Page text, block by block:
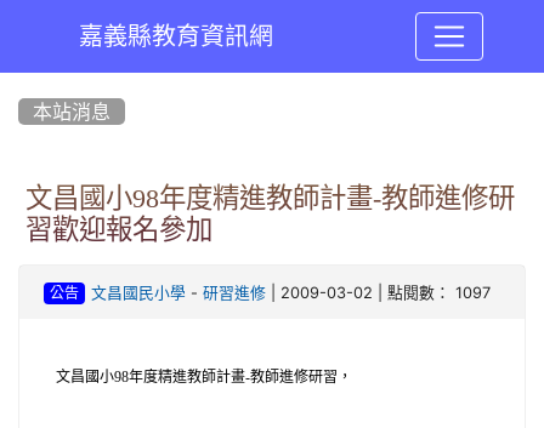
嘉義縣教育資訊網
本站消息
文昌國小98年度精進教師計畫-教師進修研
習歡迎報名參加
公告 文昌國民小學- 研習進修| 2009-03-02 | 點閱數： 1097
文昌國小98年度精進教師計畫-教師進修研習，